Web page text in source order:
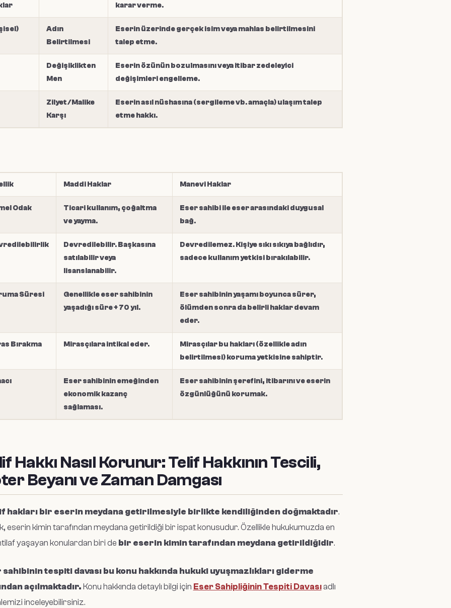
karar verme.
Adın
Belirtilmesi
Eserin üzerinde gerçek isim veya mahlas belirtilmesini
talep etme.
Değişiklikten
Men
Eserin özünün bozulmasını veya itibar zedeleyici
değişimleri engelleme.
Zilyet/Malike
Karşı
Eserin asıl nüshasına (sergileme vb. amaçla) ulaşım talep
etme hakkı.
Maddi Haklar Manevi Haklar
Odak
Ticari kullanım, çoğaltma
ve yayma.
Eser sahibi ile eser arasındaki duygusal
bağ.
Devredilebilir. Başkasına
satılabilir veya
lisanslanabilir.
Devredilemez. Kişiye sıkı sıkıya bağlıdır,
sadece kullanım yetkisi bırakılabilir.
Süresi
Genellikle eser sahibinin
yaşadığı süre + 70 yıl.
Eser sahibinin yaşamı boyunca sürer,
ölümden sonra da belirli haklar devam
eder.
Bırakma Mirasçılara intikal eder.
Mirasçılar bu hakları (özellikle adın
belirtilmesi) koruma yetkisine sahiptir.
Eser sahibinin emeğinden
ekonomik kazanç
sağlaması.
Eser sahibinin şerefini, itibarını ve eserin
özgünlüğünü korumak.
Hakkı Nasıl Korunur: Telif Hakkının Tescili,
Beyanı ve Zaman Damgası
hakları bir eserin meydana getirilmesiyle birlikte kendiliğinden doğmaktadır.
eserin kimin tarafından meydana getirildiği bir ispat konusudur. Özellikle hukukumuzda en
yaşayan konulardan biri de bir eserin kimin tarafından meydana getirildiğidir.
sahibinin tespiti davası bu konu hakkında hukuki uyuşmazlıkları giderme
açılmaktadır. Konu hakkında detaylı bilgi için Eser Sahipliğinin Tespiti Davasıadlı
inceleyebilirsiniz.